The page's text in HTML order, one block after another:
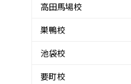
高田馬場校
巣鴨校
池袋校
要町校